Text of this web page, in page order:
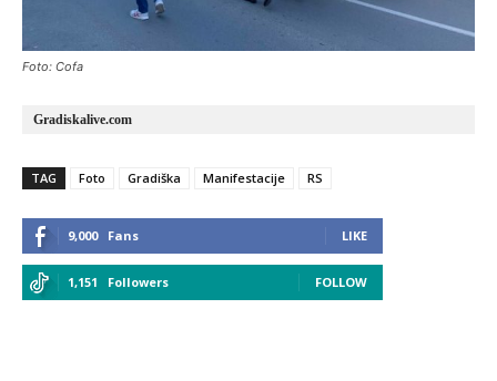
Foto: Cofa
Gradiskalive.com
TAG Foto Gradiška Manifestacije RS
9,000 Fans LIKE
1,151 Followers FOLLOW